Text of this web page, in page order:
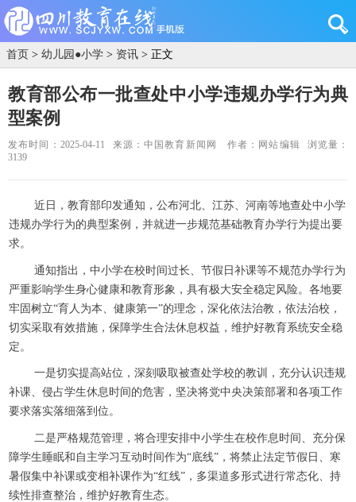
首页 > 幼儿园●小学 > 资讯 > 正文
教育部公布一批查处中小学违规办学行为典
型案例
发布时间：2025-04-11 来源：中国教育新闻网 作者：网站编辑
浏览量：
3139
近日，教育部印发通知，公布河北、江苏、河南等地查处中小学
违规办学行为的典型案例，并就进一步规范基础教育办学行为提出要
求。
通知指出，中小学在校时间过长、节假日补课等不规范办学行为
严重影响学生身心健康和教育形象，具有极大安全稳定风险。各地要
牢固树立“育人为本、健康第一”的理念，深化依法治教，依法治校，
切实采取有效措施，保障学生合法休息权益，维护好教育系统安全稳
定。
一是切实提高站位，深刻吸取被查处学校的教训，充分认识违规
补课、侵占学生休息时间的危害，坚决将党中央决策部署和各项工作
要求落实落细落到位。
二是严格规范管理，将合理安排中小学生在校作息时间、充分保
障学生睡眠和自主学习互动时间作为“底线”，将禁止法定节假日、寒
暑假集中补课或变相补课作为“红线”，多渠道多形式进行常态化、持
续性排查整治，维护好教育生态。